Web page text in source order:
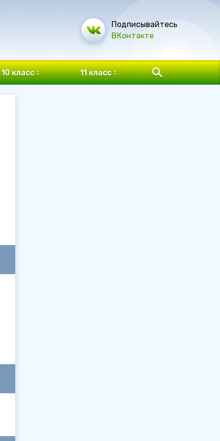
Подписывайтесь
ВКонтакте
10 класс 11 класс